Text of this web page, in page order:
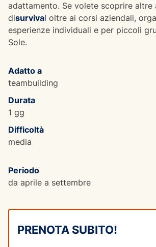
adattamento. Se volete scoprire altre
disurvival oltre ai corsi aziendali,
esperienze individuali e per piccoli
Sole.
Adatto a
teambuilding
Durata
1 gg
Difficoltà
media
Periodo
da aprile a settembre
PRENOTA SUBITO!